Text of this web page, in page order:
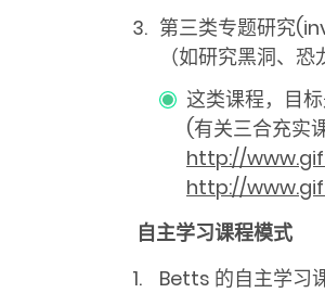
第三类专题研究
（如研究黑洞、
这类课程，目
(有关三合充实
http://
http://
自主学习课程模式
Betts 的自主学习